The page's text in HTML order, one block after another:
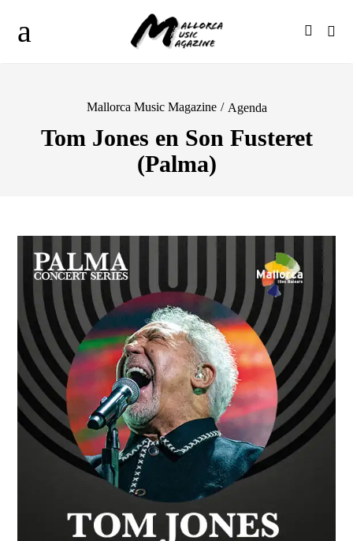
Mallorca Music Magazine / Agenda
Tom Jones en Son Fusteret
(Palma)